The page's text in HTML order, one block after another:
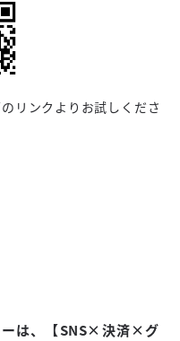
リンクよりお試しくださ
ーは、【SNS×決済×グ